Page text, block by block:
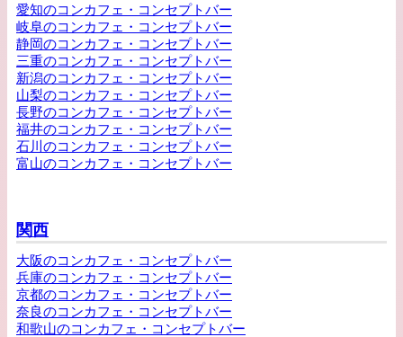
愛知のコンカフェ・コンセプトバー
岐阜のコンカフェ・コンセプトバー
静岡のコンカフェ・コンセプトバー
三重のコンカフェ・コンセプトバー
新潟のコンカフェ・コンセプトバー
山梨のコンカフェ・コンセプトバー
長野のコンカフェ・コンセプトバー
福井のコンカフェ・コンセプトバー
石川のコンカフェ・コンセプトバー
富山のコンカフェ・コンセプトバー
関西
大阪のコンカフェ・コンセプトバー
兵庫のコンカフェ・コンセプトバー
京都のコンカフェ・コンセプトバー
奈良のコンカフェ・コンセプトバー
和歌山のコンカフェ・コンセプトバー